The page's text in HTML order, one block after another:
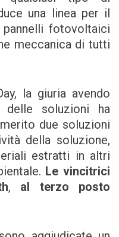
una linea per il
fotovoltaici
meccanica di tutti
la giuria avendo
delle soluzioni ha
due soluzioni
della soluzione,
estratti in altri
Le vincitrici
, al terzo posto